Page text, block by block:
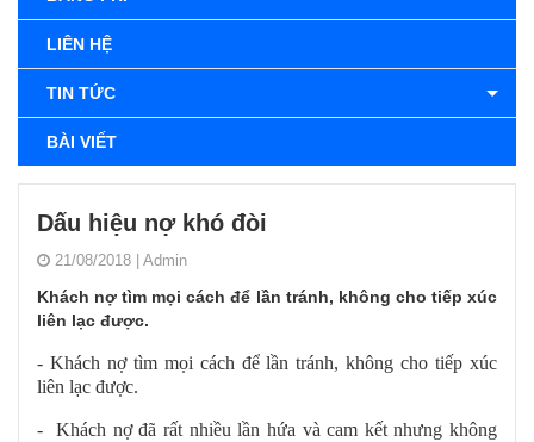
LIÊN HỆ
TIN TỨC
BÀI VIẾT
Dấu hiệu nợ khó đòi
21/08/2018 Admin
Khách nợ tìm mọi cách để lần tránh, không cho tiếp xúc
liên lạc được.
- Khách nợ tìm mọi cách để lần tránh, không cho tiếp xúc
liên lạc được.
- Khách nợ đã rất nhiều lần hứa và cam kết nhưng không